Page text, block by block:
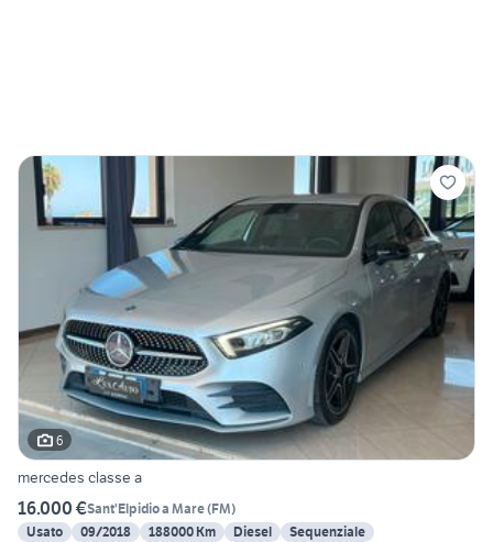
6
mercedes classe a
16.000 €Sant'Elpidio a Mare(FM)
Usato
09/2018 188000 Km Diesel
Sequenziale